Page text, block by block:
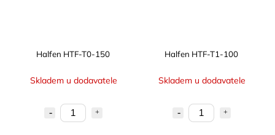
Halfen HTF-T0-150
Skladem u dodavatele
Halfen HTF-T1-100
Skladem u dodavatele